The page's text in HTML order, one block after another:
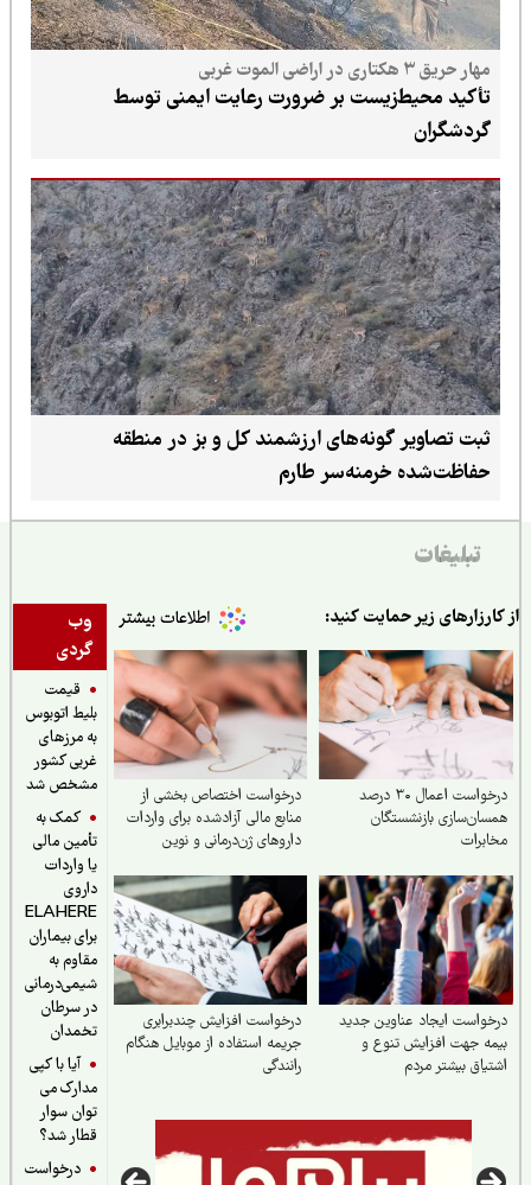
مهار حریق ۳ هکتاری در اراضی الموت غربی
تأکید محیط‌زیست بر ضرورت رعایت ایمنی توسط
گردشگران
ثبت تصاویر گونه‌های ارزشمند کل و بز در منطقه
حفاظت‌شده خرمنه‌سر طارم
تبلیغات
وب
گردی
قیمت
بلیط اتوبوس
به مرزهای
غربی کشور
مشخص شد
کمک به
تأمین مالی
یا واردات
داروی
ELAHERE
برای بیماران
مقاوم به
شیمی‌درمانی
در سرطان
تخمدان
آیا با کپی
مدارک می
توان سوار
قطار شد؟
درخواست
زیر حمایت کنید:
درخواست اعمال ۳۰ درصد
بازنشستگان
درخواست اختصاص بخشی از
منابع مالی آزادشده برای واردات
داروهای ژن‌درمانی و نوین
ایجاد عناوین جدید
جهت افزایش تنوع و
بیشتر مردم
درخواست افزایش چندبرابری
جریمه استفاده از موبایل هنگام